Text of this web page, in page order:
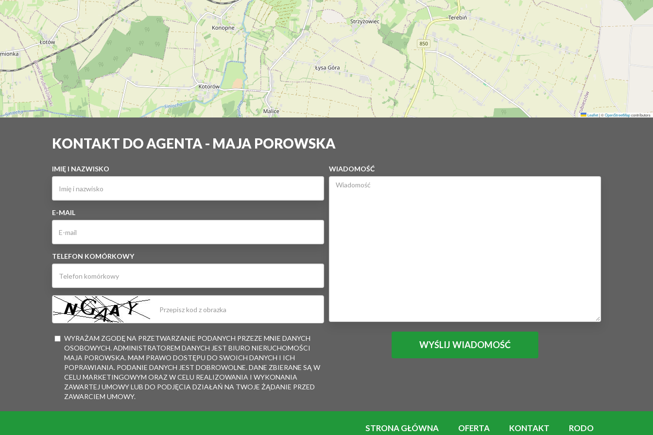
Leaflet|©OpenStreetMapcontributors
KONTAKT DO AGENTA - MAJA POROWSKA
IMIĘ I NAZWISKO
E-MAIL
TELEFON KOMÓRKOWY
WYRAŻAM ZGODĘ NA PRZETWARZANIE PODANYCH PRZEZE MNIE DANYCH
OSOBOWYCH. ADMINISTRATOREM DANYCH JEST BIURO NIERUCHOMOŚCI
MAJA POROWSKA. MAM PRAWO DOSTĘPU DO SWOICH DANYCH I ICH
POPRAWIANIA. PODANIE DANYCH JEST DOBROWOLNE. DANE ZBIERANE SĄ W
CELU MARKETINGOWYM ORAZ W CELU REALIZOWANIA I WYKONANIA
ZAWARTEJ UMOWY LUB DO PODJĘCIA DZIAŁAŃ NA TWOJE ŻĄDANIE PRZED
ZAWARCIEM UMOWY.
WIADOMOŚĆ
STRONA GŁÓWNA OFERTA KONTAKT RODO